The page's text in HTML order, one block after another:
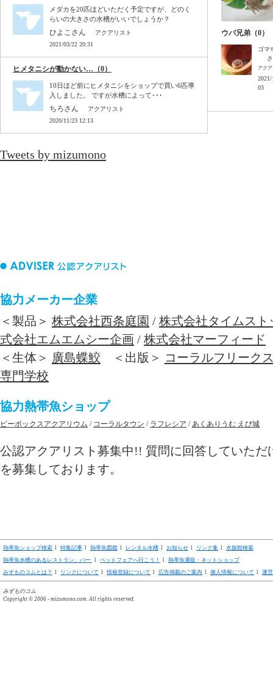
メダカを20匹ほどいただく予定ですが、どのく
らいの大きさの水槽がいいでしょうか？
ひよこさん
アクアリスト
2021/03/22 20:31
ヒメタニシが動かない…（0）
10日ほど前にヒメタニシをショップで買い6匹導
入しました。 ですが水槽によって･･･
ちろさん
アクアリスト
2020/11/23 12:13
ウパ兄弟（0）
ゴマ
アク
03
Tweets by mizumono
協力メーカー企業
＜製品＞ 株式会社西条庭園 / 株式会社タイムスト
式会社エムエムシー企画 / 株式会社マーフィード
＜生体＞ 廣島蝶鮫 ＜出版＞ コーラルフリーク
専門学校
協力熱帯魚ショップ
ビーボックスアクアリウム / コーラルタウン / ラフレシア /あくありうむ えび城
公認アクアリスト募集中!! 質問に回答していただ
を募集しております。
熱帯魚ショップ検索 l 特集記事 l 熱帯魚図鑑 l レンタル水槽 l お知らせ l リンク集 l 水族館検索
熱帯魚水槽のあるレストラン、バー l ペットフェアへ行こう！ l 熱帯魚通販・ネットショップ
みずものコムとは？ l リンクについて l 情報登録について l 広告掲載のご案内 l 個人情報について l 運
みずものコム
Copyright © 2006 - mizumono.com. All rights reserved.